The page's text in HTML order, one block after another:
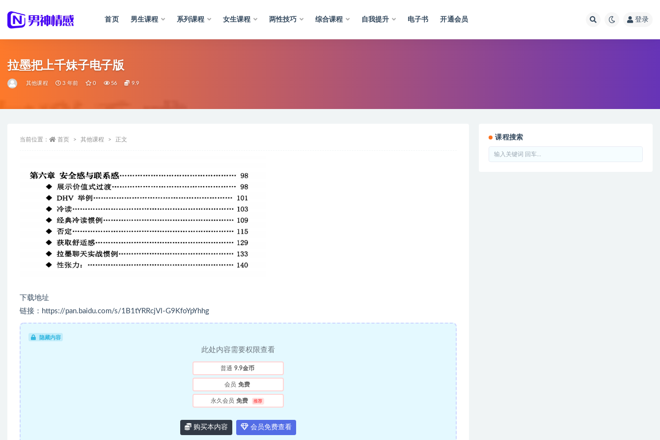
首页 男生课程 系列课程 女生课程 两性技巧 综合课程 自我提升 电子书 开通会员 登录
拉墨把上千妹子电子版
其他课程 3 年前 0 56 9.9
当前位置： 首页 其他课程 正文
下载地址
链接：https://pan.baidu.com/s/1B1tYRRcjVl-G9KfoYpYhhg
隐藏内容
此处内容需要权限查看
普通 9.9金币
会员 免费
永久会员 免费 推荐
购买本内容 会员免费查看
课程搜索